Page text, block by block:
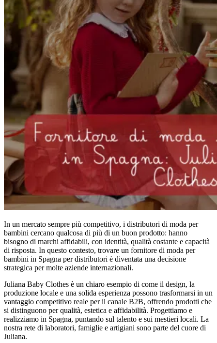
In un mercato sempre più competitivo, i distributori di moda per
bambini cercano qualcosa di più di un buon prodotto: hanno
bisogno di marchi affidabili, con identità, qualità costante e capacità
di risposta. In questo contesto, trovare un fornitore di moda per
bambini in Spagna per distributori è diventata una decisione
strategica per molte aziende internazionali.
Juliana Baby Clothes è un chiaro esempio di come il design, la
produzione locale e una solida esperienza possono trasformarsi in un
vantaggio competitivo reale per il canale B2B, offrendo prodotti che
si distinguono per qualità, estetica e affidabilità. Progettiamo e
realizziamo in Spagna, puntando sul talento e sui mestieri locali. La
nostra rete di laboratori, famiglie e artigiani sono parte del cuore di
Juliana.